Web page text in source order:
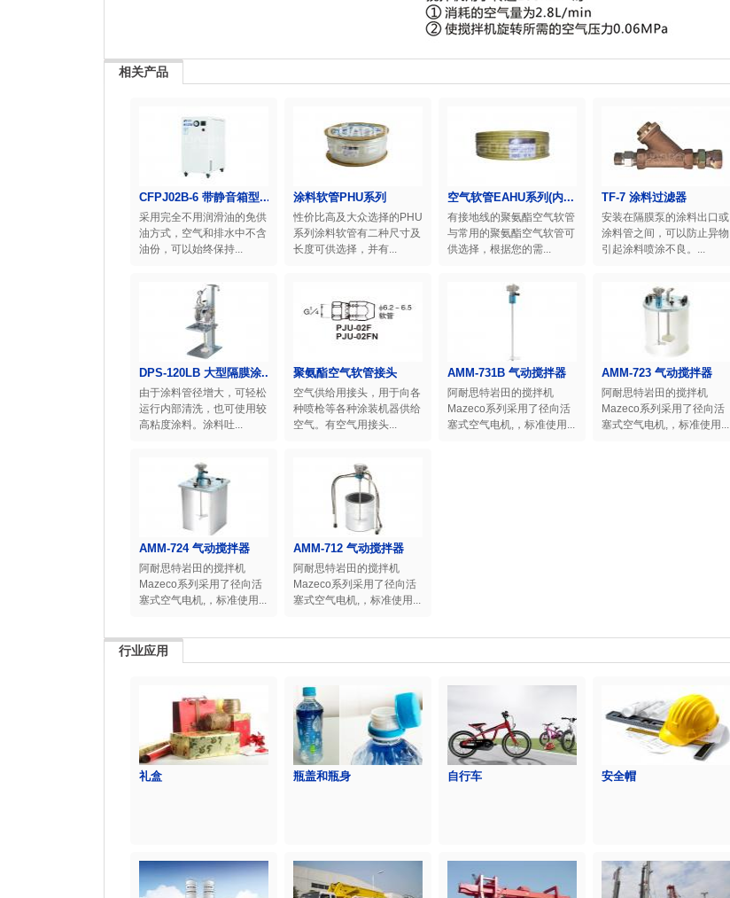
相关产品
CFPJ02B-6 带静音箱型...
采用完全不用润滑油的免供
油方式，空气和排水中不含
油份，可以始终保持...
涂料软管PHU系列
性价比高及大众选择的PHU
系列涂料软管有二种尺寸及
长度可供选择，并有...
空气软管EAHU系列(内...
有接地线的聚氨酯空气软管
与常用的聚氨酯空气软管可
供选择，根据您的需...
TF-7 涂料过滤器
安装在隔膜泵的涂料出口或
涂料管之间，可以防止异物
引起涂料喷涂不良。...
DPS-120LB 大型隔膜涂...
由于涂料管径增大，可轻松
运行内部清洗，也可使用较
高粘度涂料。涂料吐...
聚氨酯空气软管接头
空气供给用接头，用于向各
种喷枪等各种涂装机器供给
空气。有空气用接头...
AMM-731B 气动搅拌器
阿耐思特岩田的搅拌机
Mazeco系列采用了径向活
塞式空气电机,，标准使用...
AMM-723 气动搅拌器
阿耐思特岩田的搅拌机
Mazeco系列采用了径向活
塞式空气电机,，标准使用...
AMM-724 气动搅拌器
阿耐思特岩田的搅拌机
Mazeco系列采用了径向活
塞式空气电机,，标准使用...
AMM-712 气动搅拌器
阿耐思特岩田的搅拌机
Mazeco系列采用了径向活
塞式空气电机,，标准使用...
行业应用
礼盒 瓶盖和瓶身 自行车 安全帽